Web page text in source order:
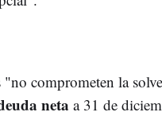
"no comprometen la
neta a 31 de